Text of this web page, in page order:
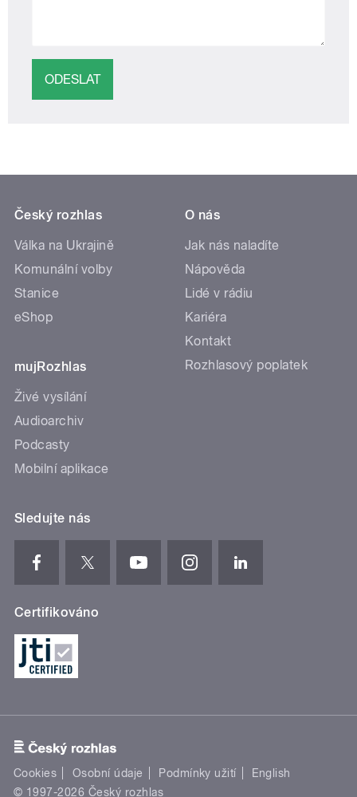
Český rozhlas
Válka na Ukrajině
Komunální volby
Stanice
eShop
mujRozhlas
Živé vysílání
Audioarchiv
Podcasty
Mobilní aplikace
O nás
Jak nás naladíte
Nápověda
Lidé v rádiu
Kariéra
Kontakt
Rozhlasový poplatek
Sledujte nás
Certifikováno
Cookies Osobní údaje Podmínky užití
English
© 1997-2026 Český rozhlas